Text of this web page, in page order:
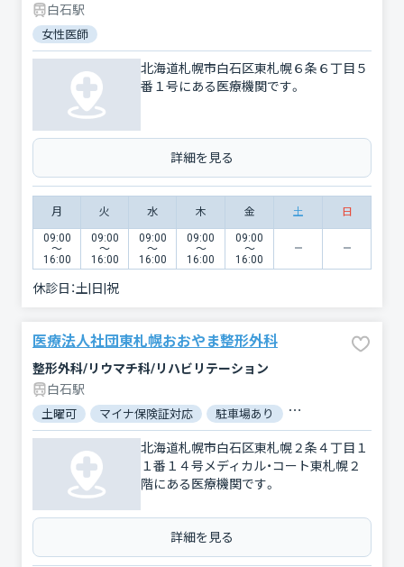
白石駅
女性医師
北海道札幌市白石区東札幌６条６丁目５
番１号にある医療機関です。
詳細を見る
月 火 水 木 金 土 日
09:00
〜
16:00
09:00
〜
16:00
09:00
〜
16:00
09:00
〜
16:00
09:00
〜
16:00
休診日：土|日|祝
医療法人社団東札幌おおやま整形外科
整形外科/リウマチ科/リハビリテーション
白石駅
土曜可 マイナ保険証対応 駐車場あり バリアフリー
北海道札幌市白石区東札幌２条４丁目１
１番１４号メディカル・コート東札幌２
階にある医療機関です。
詳細を見る